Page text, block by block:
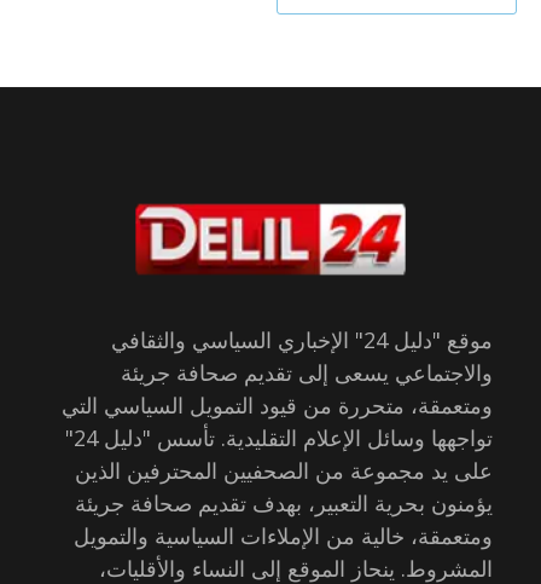
موقع "دليل 24" الإخباري السياسي والثقافي
والاجتماعي يسعى إلى تقديم صحافة جريئة
ومتعمقة، متحررة من قيود التمويل السياسي التي
تواجهها وسائل الإعلام التقليدية. تأسس "دليل 24"
على يد مجموعة من الصحفيين المحترفين الذين
يؤمنون بحرية التعبير، بهدف تقديم صحافة جريئة
ومتعمقة، خالية من الإملاءات السياسية والتمويل
المشروط. ينحاز الموقع إلى النساء والأقليات،